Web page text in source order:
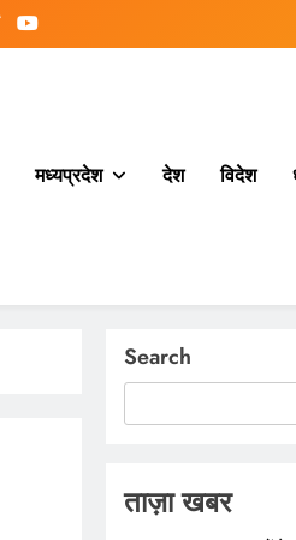
मध्यप्रदेश देश विदेश
Search
ताज़ा खबर